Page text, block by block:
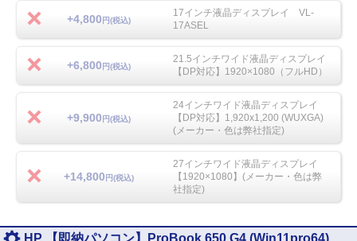
+4,800 円(税込)
17インチ液晶ディスプレイ VL-
17ASEL
+6,800 円(税込)
21.5インチワイド液晶ディスプレイ
【DP対応】1920×1080（フルHD）
+9,900 円(税込)
24インチワイド液晶ディスプレイ
【DP対応】1,920x1,200 (WUXGA)
(メーカー・色は弊社指定)
+14,800 円(税込)
27インチワイド液晶ディスプレイ
【1920×1080】(メーカー・色は弊
社指定)
HP 【即納パソコン】ProBook 650 G4 (Win11pro64)